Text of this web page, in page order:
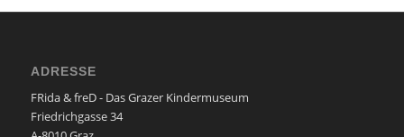
ADRESSE
FRida & freD - Das Grazer Kindermuseum
Friedrichgasse 34